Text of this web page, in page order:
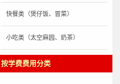
快餐类（煲仔饭、冒菜）
小吃类（太空麻园、奶茶）
按学费费用分类